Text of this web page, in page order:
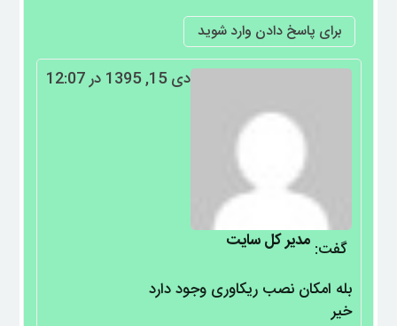
برای پاسخ دادن وارد شوید
مدیر کل سایت گفت:
دی 15, 1395 در 12:07
بله امکان نصب ریکاوری وجود دارد
خیر